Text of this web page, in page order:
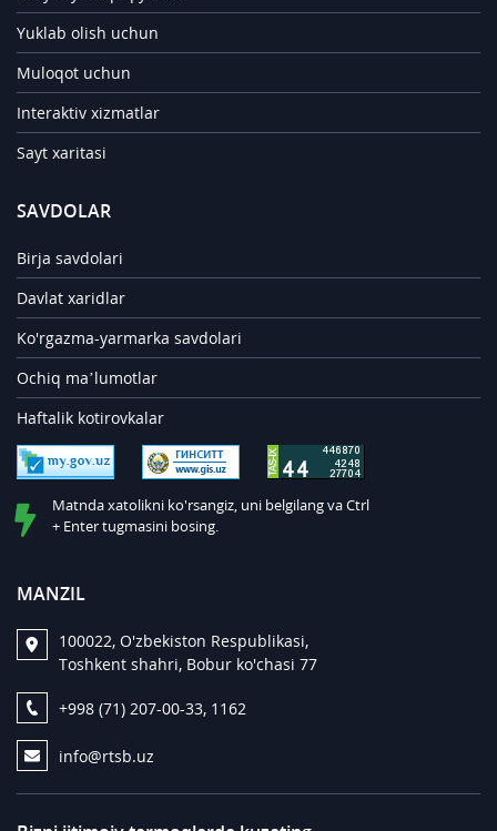
Yuklab olish uchun
Muloqot uchun
Interaktiv xizmatlar
Sayt xaritasi
SAVDOLAR
Birja savdolari
Davlat xaridlar
Ko'rgazma-yarmarka savdolari
Ochiq ma’lumotlar
Haftalik kotirovkalar
Matnda xatolikni ko'rsangiz, uni belgilang va Ctrl
+ Enter tugmasini bosing.
MANZIL
100022, O'zbekiston Respublikasi,
Toshkent shahri, Bobur ko'chasi 77
+998 (71) 207-00-33, 1162
info@rtsb.uz